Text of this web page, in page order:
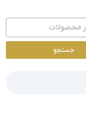
جستجو